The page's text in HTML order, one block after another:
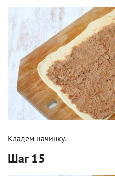
Кладем начинку.
Шаг 15